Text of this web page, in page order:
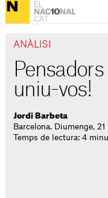
ANÀLISI
uniu-vos!
Jordi Barbeta
Barcelona. Diumenge,
Temps de lectura: 4